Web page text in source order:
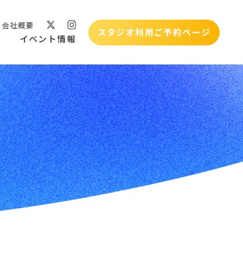
会社概要
イベント情報
スタジオ利用ご予約ページ